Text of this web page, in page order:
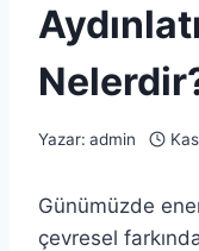
Yazar: admin
Günümüzde
çevresel